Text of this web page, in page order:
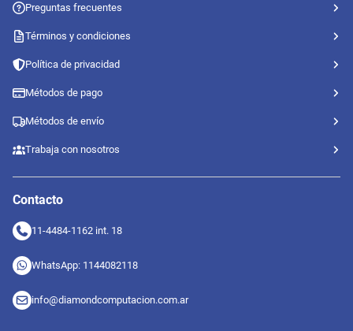
Preguntas frecuentes
Términos y condiciones
Política de privacidad
Métodos de pago
Métodos de envío
Trabaja con nosotros
Contacto
11-4484-1162 int. 18
WhatsApp: 1144082118
info@diamondcomputacion.com.ar